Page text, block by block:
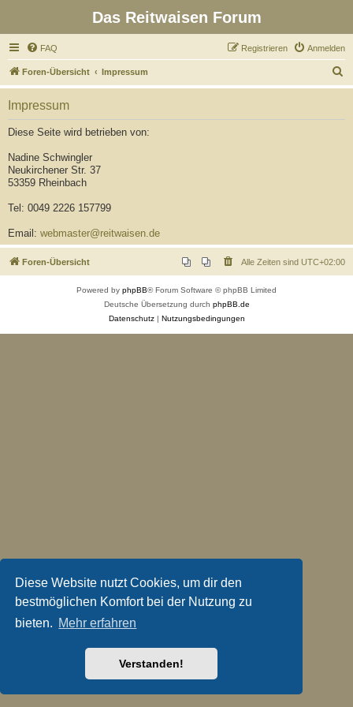
Diese Website nutzt Cookies, um dir den
bestmöglichen Komfort bei der Nutzung zu
bieten. Mehr erfahren
Verstanden!
Das Reitwaisen Forum
FAQ Anmelden
Registrieren
Foren-Übersicht Impressum
u
Impressum
Diese Seite wird betrieben von:
Nadine Schwingler
Neukirchener Str. 37
53359 Rheinbach
Tel: 0049 2226 157799
Email: webmaster@reitwaisen.de
Foren-Übersicht Alle Zeiten sind UTC+02:00
Powered by phpBB® Forum Software © phpBB Limited
Deutsche Übersetzung durch phpBB.de
Datenschutz| Nutzungsbedingungen